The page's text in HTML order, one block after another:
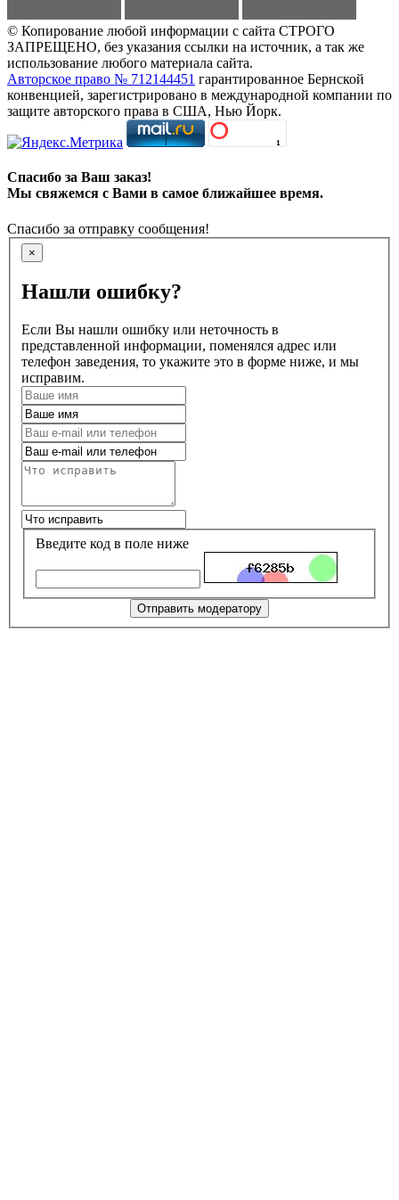
© Копирование любой информации с сайта СТРОГО
ЗАПРЕЩЕНО, без указания ссылки на источник, а так же
использование любого материала сайта.
Авторское право № 712144451 гарантированное Бернской
конвенцией, зарегистрировано в международной компании по
защите авторского права в США, Нью Йорк.
Спасибо за Ваш заказ!
Мы свяжемся с Вами в самое ближайшее время.
Спасибо за отправку сообщения!
×
Нашли ошибку?
Если Вы нашли ошибку или неточность в
представленной информации, поменялся адрес или
телефон заведения, то укажите это в форме ниже, и мы
исправим.
Введите код в поле ниже
Отправить модератору